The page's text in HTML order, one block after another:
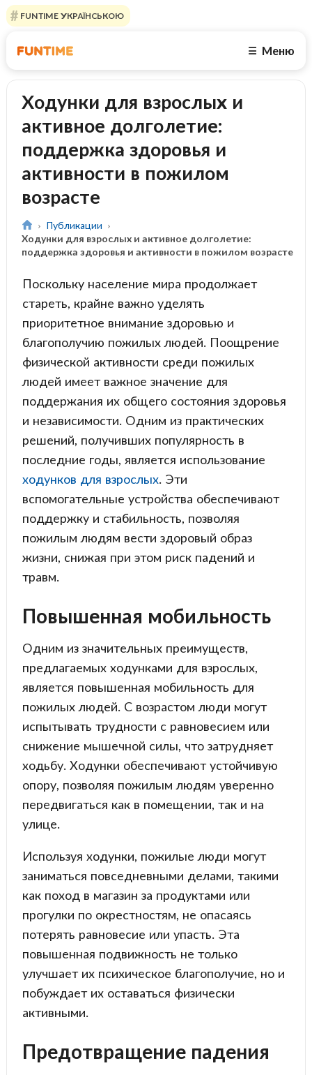
FUNTIME УКРАЇНСЬКОЮ
☰ Меню
Ходунки для взрослых и
активное долголетие:
поддержка здоровья и
активности в пожилом
возрасте
Публикации
Ходунки для взрослых и активное долголетие:
поддержка здоровья и активности в пожилом возрасте
Поскольку население мира продолжает
стареть, крайне важно уделять
приоритетное внимание здоровью и
благополучию пожилых людей. Поощрение
физической активности среди пожилых
людей имеет важное значение для
поддержания их общего состояния здоровья
и независимости. Одним из практических
решений, получивших популярность в
последние годы, является использование
ходунков для взрослых. Эти
вспомогательные устройства обеспечивают
поддержку и стабильность, позволяя
пожилым людям вести здоровый образ
жизни, снижая при этом риск падений и
травм.
Повышенная мобильность
Одним из значительных преимуществ,
предлагаемых ходунками для взрослых,
является повышенная мобильность для
пожилых людей. С возрастом люди могут
испытывать трудности с равновесием или
снижение мышечной силы, что затрудняет
ходьбу. Ходунки обеспечивают устойчивую
опору, позволяя пожилым людям уверенно
передвигаться как в помещении, так и на
улице.
Используя ходунки, пожилые люди могут
заниматься повседневными делами, такими
как поход в магазин за продуктами или
прогулки по окрестностям, не опасаясь
потерять равновесие или упасть. Эта
повышенная подвижность не только
улучшает их психическое благополучие, но и
побуждает их оставаться физически
активными.
Предотвращение падения